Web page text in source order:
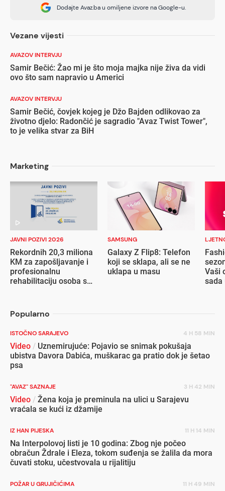
Dodajte Avaz.ba u omiljene izvore na Google-u.
Vezane vijesti
AVAZOV INTERVJU
Samir Bečić: Žao mi je što moja majka nije živa da vidi
ovo što sam napravio u Americi
AVAZOV INTERVJU
Samir Bečić, čovjek kojeg je Džo Bajden odlikovao za
životno djelo: Radončić je sagradio "Avaz Twist Tower",
to je velika stvar za BiH
Marketing
JAVNI POZIVI 2026
Rekordnih 20,3 miliona
KM za zapošljavanje i
profesionalnu
rehabilitaciju osoba s
SAMSUNG
Galaxy Z Flip8: Telefon
koji se sklapa, ali se ne
uklapa u masu
Vaši
sada
Popularno
ISTOČNO SARAJEVO 4 H 58 MIN
Video / Uznemirujuće: Pojavio se snimak pokušaja
ubistva Davora Dabića, muškarac ga pratio dok je šetao
psa
"AVAZ" SAZNAJE 3 H 42 MIN
Video / Žena koja je preminula na ulici u Sarajevu
vraćala se kući iz džamije
IZ HAN PIJESKA 11 H 14 MIN
Na Interpolovoj listi je 10 godina: Zbog nje počeo
obračun Ždrale i Eleza, tokom suđenja se žalila da mora
čuvati stoku, učestvovala u rijalitiju
POŽAR U GRUJIČIĆIMA 11 H 49 MIN